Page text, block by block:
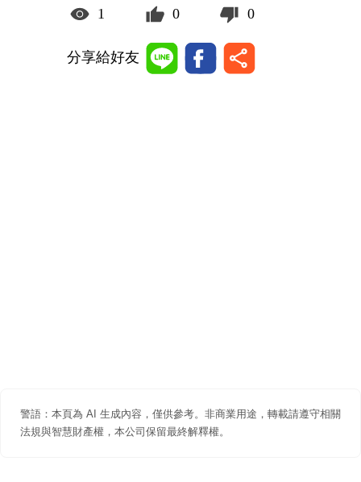
1 0 0
分享給好友
警語：本頁為 AI 生成內容，僅供參考。非商業用途，轉載請遵守相關
法規與智慧財產權，本公司保留最終解釋權。